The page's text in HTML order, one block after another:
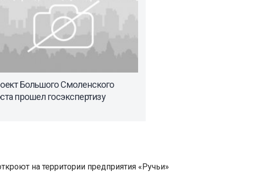
Большого Смоленского
прошел госэкспертизу
на территории предприятия «Ручьи»